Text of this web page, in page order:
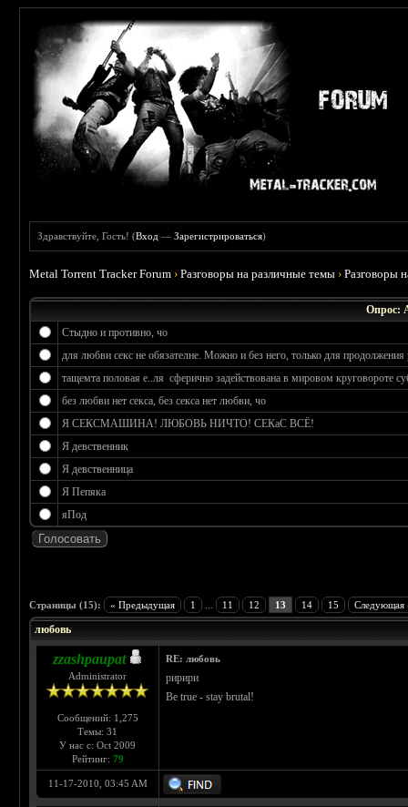
Здравствуйте, Гость! (Вход —Зарегистрироваться)
Metal Torrent Tracker Forum ›Разговоры на различные темы ›Разговоры
Опрос:
Стыдно и противно, чо
для любви секс не обязателне. Можно и без него, только для продолжения
тащемта половая е..ля сферично задействована в мировом круговороте
без любви нет секса, без секса нет любви, чо
Я СЕКСМАШИНА! ЛЮБОВЬ НИЧТО! СЕКаС ВСЁ!
Я девственник
Я девственница
Я Пепяка
яПод
Страницы (15): « Предыдущая 1 11 12 13 14 15 Следующая
любовь
zzashpaupat
Administrator
Сообщений: 1,275
Темы: 31
У нас с: Oct 2009
Рейтинг: 79
RE: любовь
ририри
Be true - stay brutal!
11-17-2010, 03:45 AM